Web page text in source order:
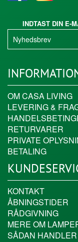
INDTAST DIN E-
OM CASA LIVING
LEVERING &
RETURVARER
PRIVATE
BETALING
KONTAKT
ÅBNINGSTIDER
RÅDGIVNING
MERE OM
SÅDAN